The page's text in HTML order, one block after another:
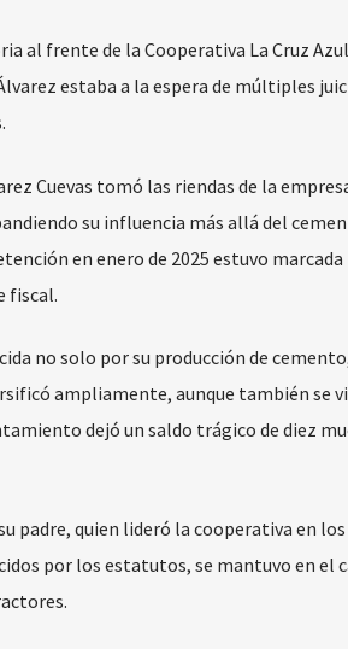
al frente de la Cooperativa La Cruz
estaba a la espera de múltiples
Cuevas tomó las riendas de la
su influencia más allá del
en enero de 2025 estuvo
fiscal.
no solo por su producción de
ampliamente, aunque también se
dejó un saldo trágico de diez
padre, quien lideró la cooperativa en los
por los estatutos, se mantuvo en el